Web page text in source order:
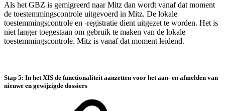
Als het GBZ is gemigreerd naar Mitz dan wordt vanaf dat moment
de toestemmingscontrole uitgevoerd in Mitz. De lokale
toestemmingscontrole en -registratie dient uitgezet te worden. Het is
niet langer toegestaan om gebruik te maken van de lokale
toestemmingscontrole. Mitz is vanaf dat moment leidend.
Stap 5: In het XIS de functionaliteit aanzetten voor het aan- en afmelden van
nieuwe en gewijzigde dossiers